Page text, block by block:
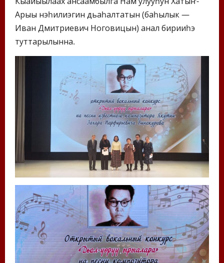
Арыы нэһилиэгин дьаһалтатын (баһылык —
Иван Дмитриевич Ноговицын) анал бирииһэ
туттарылынна.